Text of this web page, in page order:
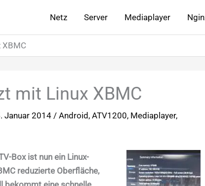
Netz Server Mediaplayer
XBMC
mit Linux XBMC
Januar 2014 / Android, ATV1200, Mediaplayer,
Box ist nun ein Linux-
reduzierte Oberfläche,